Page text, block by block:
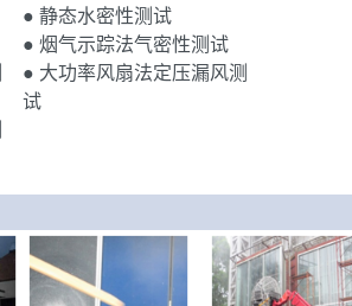
● 静态水密性测试
● 烟气示踪法气密性测试
● 大功率风扇法定压漏风测
试